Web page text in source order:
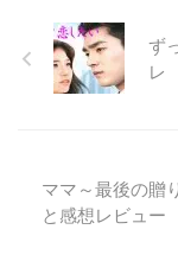
ず
レ
ママ～最後の贈
と感想レビュー